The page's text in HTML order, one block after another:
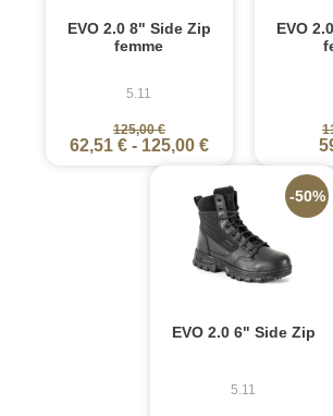
EVO 2.0 8" Side Zip
femme
5.11
125,00 €
62,51 €- 125,00 €
EVO
EVO 2.0 6" Side Zip
5.11
-50%